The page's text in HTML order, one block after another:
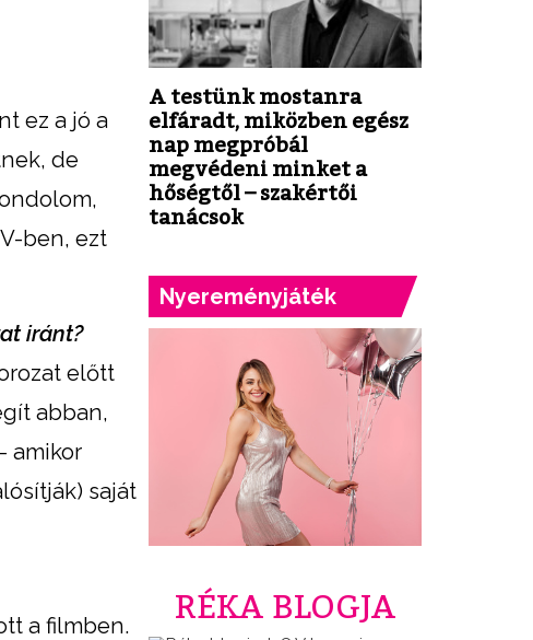
ez a jó a
de
ben, ezt
iránt?
előtt
abban,
amikor
saját
a filmben.
A testünk mostanra
elfáradt, miközben egész
nap megpróbál
megvédeni minket a
hőségtől – szakértői
tanácsok
Nyereményjáték
RÉKA BLOGJA